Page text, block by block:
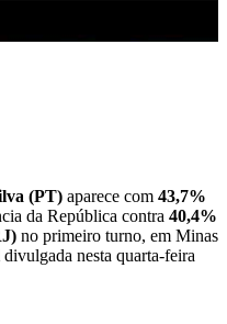
(PT) aparece com 43,7%
da República contra 40,4%
no primeiro turno, em Minas
divulgada nesta quarta-feira